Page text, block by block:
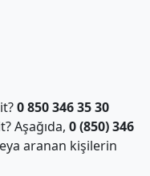
0 850 346 35 30
Aşağıda, 0 (850) 346
aranan kişilerin